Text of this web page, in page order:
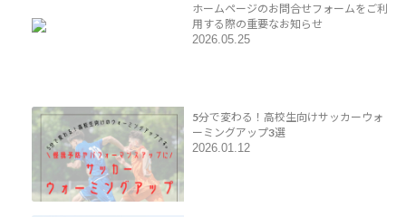
ホームページのお問合せフォームをご利
用する際の重要なお知らせ
2026.05.25
5分で変わる！高校生向けサッカーウォ
ーミングアップ3選
2026.01.12